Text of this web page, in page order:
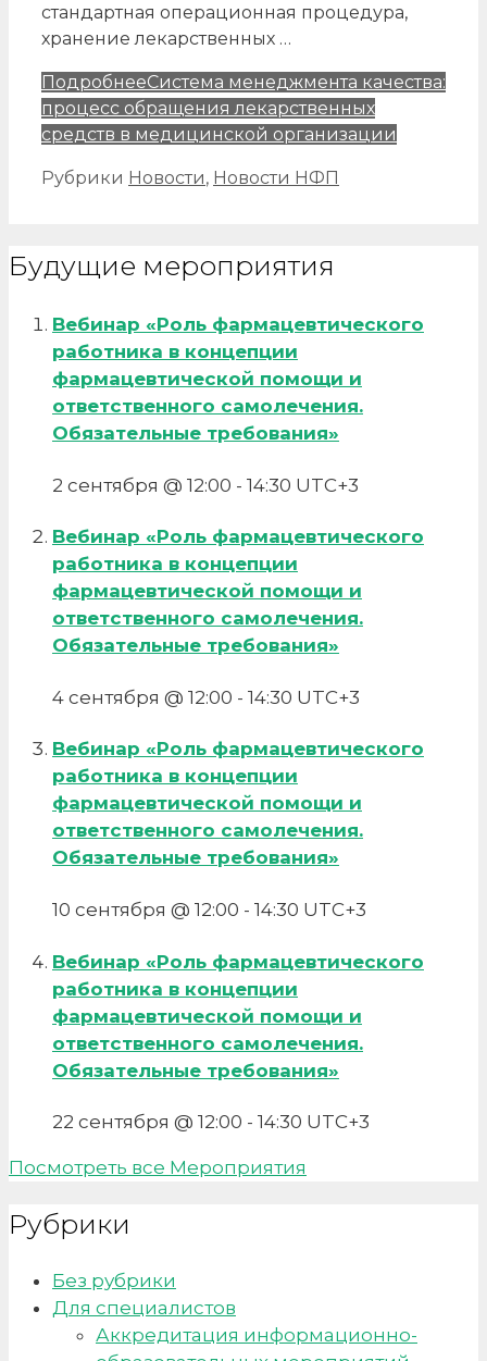
стандартная операционная процедура,
хранение лекарственных …
ПодробнееСистема менеджмента качества:
процесс обращения лекарственных
средств в медицинской организации
Рубрики Новости, Новости НФП
Будущие мероприятия
Вебинар «Роль фармацевтического
работника в концепции
фармацевтической помощи и
ответственного самолечения.
Обязательные требования»
2 сентября @ 12:00 - 14:30 UTC+3
Вебинар «Роль фармацевтического
работника в концепции
фармацевтической помощи и
ответственного самолечения.
Обязательные требования»
4 сентября @ 12:00 - 14:30 UTC+3
Вебинар «Роль фармацевтического
работника в концепции
фармацевтической помощи и
ответственного самолечения.
Обязательные требования»
10 сентября @ 12:00 - 14:30 UTC+3
Вебинар «Роль фармацевтического
работника в концепции
фармацевтической помощи и
ответственного самолечения.
Обязательные требования»
22 сентября @ 12:00 - 14:30 UTC+3
Посмотреть все Мероприятия
Рубрики
Без рубрики
Для специалистов
Аккредитация информационно-